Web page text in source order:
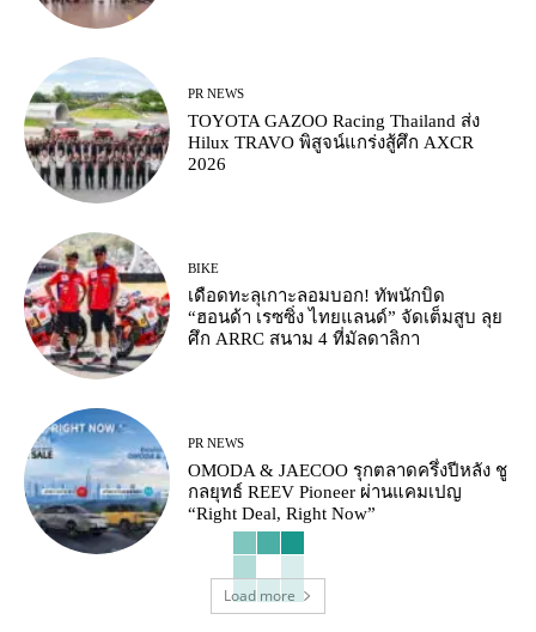
PR NEWS
TOYOTA GAZOO Racing Thailand ส่ง
Hilux TRAVO พิสูจน์แกร่งสู้ศึก AXCR
2026
BIKE
เดือดทะลุเกาะลอมบอก! ทัพนักบิด
“ฮอนด้า เรซซิ่ง ไทยแลนด์” จัดเต็มสูบ ลุย
ศึก ARRC สนาม 4 ที่มัลดาลิกา
PR NEWS
OMODA & JAECOO รุกตลาดครึ่งปีหลัง ชู
กลยุทธ์ REEV Pioneer ผ่านแคมเปญ
“Right Deal, Right Now”
Load more